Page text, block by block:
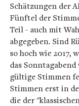
Schätzungen der
Fünftel der
Teil - auch mit
abgegeben. Sind
so hoch wie 2017,
das
gültige Stimmen
Stimmen erst in
die der